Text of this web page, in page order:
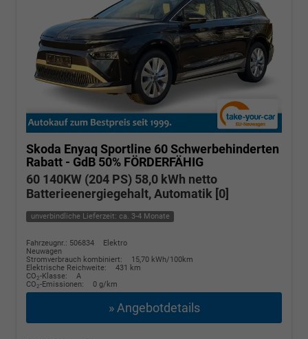
Skoda Enyaq Sportline 60 Schwerbehinderten
Rabatt - GdB 50% FÖRDERFÄHIG
60 140KW (204 PS) 58,0 kWh netto
Batterieenergiegehalt, Automatik [0]
unverbindliche Lieferzeit: ca. 3-4 Monate
Fahrzeugnr.: 506834
Elektro
Neuwagen
Stromverbrauch kombiniert:
15,70 kWh/100km
Elektrische Reichweite:
431 km
CO2-Klasse:
A
CO2-Emissionen: 0 g/km
» Angebotdetails